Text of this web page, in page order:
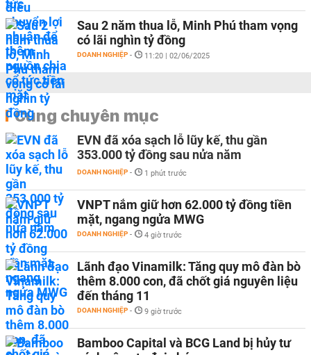
Sau 2 năm thua lỗ, Minh Phú tham vọng
có lãi nghìn tỷ đồng
DOANH NGHIỆP - 11:20 | 02/06/2025
Cùng chuyên mục
EVN đã xóa sạch lỗ lũy kế, thu gần
353.000 tỷ đồng sau nửa năm
DOANH NGHIỆP - 1 phút trước
VNPT nắm giữ hơn 62.000 tỷ đồng tiền
mặt, ngang ngửa MWG
DOANH NGHIỆP - 4 giờ trước
Lãnh đạo Vinamilk: Tăng quy mô đàn bò
thêm 8.000 con, đã chốt giá nguyên liệu
đến tháng 11
DOANH NGHIỆP - 9 giờ trước
Bamboo Capital và BCG Land bị hủy tư